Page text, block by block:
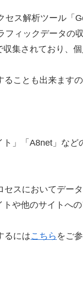
ス解析ツール「
ィックデータの
集されており、
ことも出来ます
」「A8net」な
セスにおいてデー
や他のサイトへ
るにはこちら をご